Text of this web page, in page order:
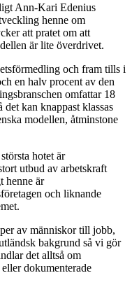
Ann-Kari Edenius
henne om
att pratet om att
är lite överdrivet.
och fram tills i
en halv procent av den
omfattar 18
kan knappast klassas
modellen, åtminstone
hotet är
utbud av arbetskraft
henne är
och liknande
av människor till jobb,
bakgrund så vi gör
det alltså om
dokumenterade